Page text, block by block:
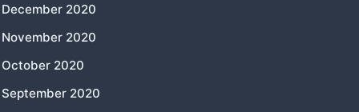
December 2020
November 2020
October 2020
September 2020